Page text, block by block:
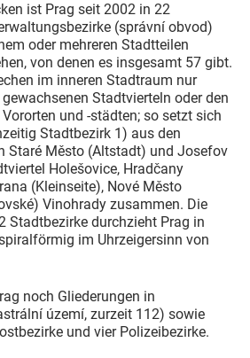
ist Prag seit 2002 in 22
(správní obvod)
oder mehreren Stadtteilen
von denen es insgesamt 57 gibt.
im inneren Stadtraum nur
Stadtvierteln oder den
und -städten; so setzt sich
Stadtbezirk 1) aus den
Staré Město (Altstadt) und Josefov
Holešovice, Hradčany
(Kleinseite), Nové Město
Vinohrady zusammen. Die
Stadtbezirke durchzieht Prag in
im Uhrzeigersinn von
noch Gliederungen in
území, zurzeit 112) sowie
und vier Polizeibezirke.